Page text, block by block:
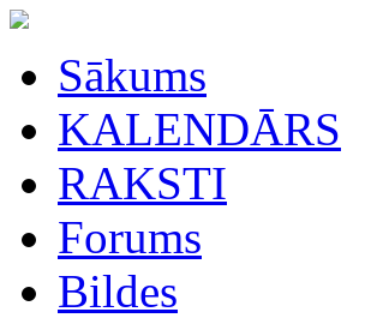
Sākums
KALENDĀRS
RAKSTI
Forums
Bildes